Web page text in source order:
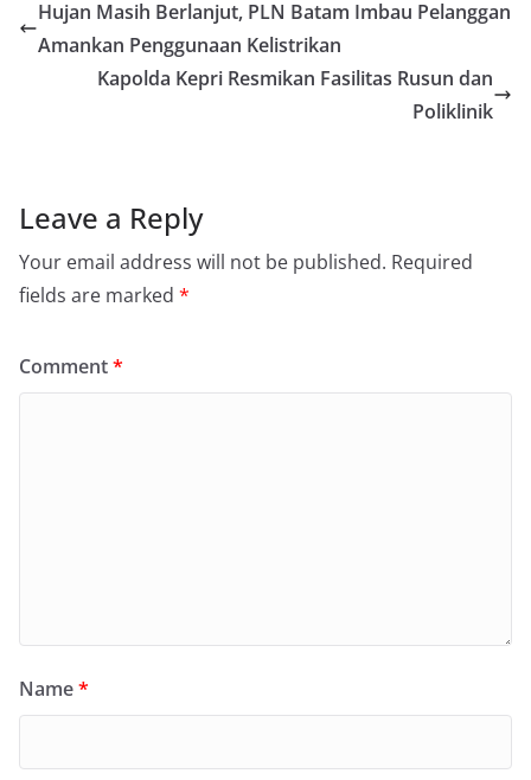
Hujan Masih Berlanjut, PLN Batam Imbau Pelanggan
Amankan Penggunaan Kelistrikan
Kapolda Kepri Resmikan Fasilitas Rusun dan
Poliklinik
Leave a Reply
Your email address will not be published. Required
fields are marked *
Comment*
Name*